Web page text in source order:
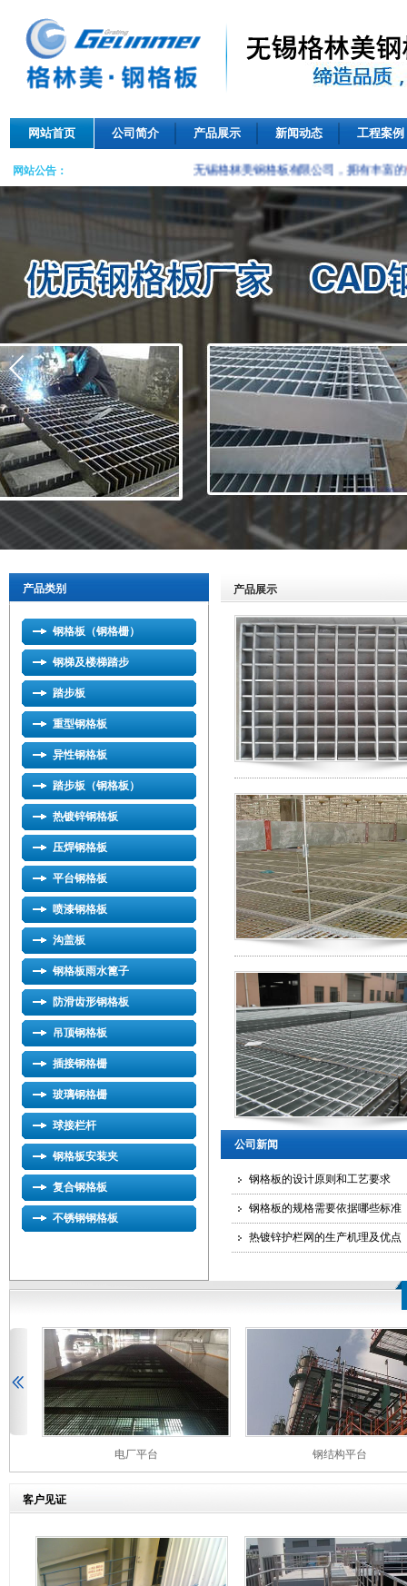
网站首页 公司简介 产品展示 新闻动态 工程案例
网站公告： 无锡格林美钢格板有限公司，拥有丰富的钢
产品类别
钢格板（钢格栅）
钢梯及楼梯踏步
踏步板
重型钢格板
异性钢格板
踏步板（钢格板）
热镀锌钢格板
压焊钢格板
平台钢格板
喷漆钢格板
沟盖板
钢格板雨水篦子
防滑齿形钢格板
吊顶钢格板
插接钢格栅
玻璃钢格栅
球接栏杆
钢格板安装夹
复合钢格板
不锈钢钢格板
产品展示
公司新闻
钢格板的设计原则和工艺要求
钢格板的规格需要依据哪些标准
热镀锌护栏网的生产机理及优点
电厂平台 钢结构平台
客户见证
钢格栅在隧道开挖支护工程的应用